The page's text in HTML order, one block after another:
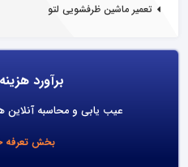
تعمیر ماشین ظرفشویی لتو
برآورد
عیب یابی و محاسبه آنلاین
بخش تعرفه